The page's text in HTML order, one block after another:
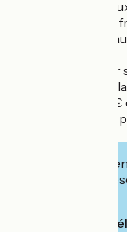
vivant et
s’arrêter. Produits
sélection de vin
Brunch le premier
buffet à volonté.
Menu semaine
Menu week-end
Cet
leur site pour